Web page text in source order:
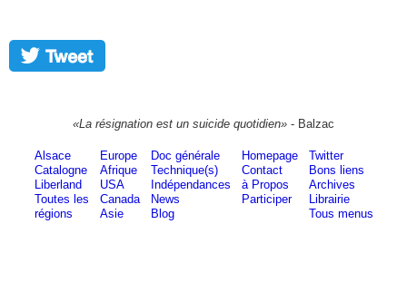
«La résignation est un suicide quotidien» - Balzac
Alsace
Catalogne
Liberland
Toutes les
régions
Europe
Afrique
USA
Canada
Asie
Doc générale
Technique(s)
Indépendances
News
Blog
Homepage
Contact
à Propos
Participer
Twitter
Bons liens
Archives
Librairie
Tous menus